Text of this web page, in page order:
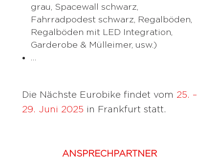
grau, Spacewall schwarz,
Fahrradpodest schwarz, Regalböden,
Regalböden mit LED Integration,
Garderobe & Mülleimer, usw.)
…
Die Nächste Eurobike findet vom 25. –
29. Juni 2025 in Frankfurt statt.
ANSPRECHPARTNER